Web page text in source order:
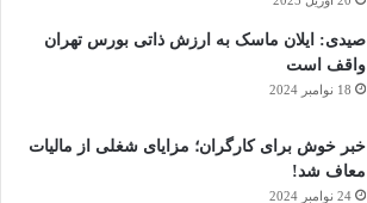
صیدی: ایلان ماسک به ارزش ذاتی بورس تهران
واقف است
18 نوامبر 2024
خبر خوش برای کارگران؛ مزایای شغلی از مالیات
معاف شد!
24 نوامبر 2024